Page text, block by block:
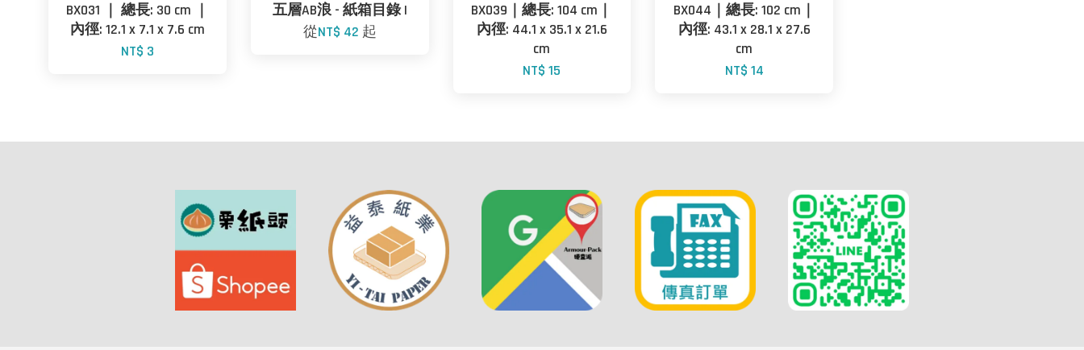
BX031 ｜ 總長: 30 cm ｜
內徑: 12.1 x 7.1 x 7.6 cm
NT$ 3
五層AB浪 - 紙箱目錄 I
從NT$ 42 起
BX039｜總長: 104 cm｜
內徑: 44.1 x 35.1 x 21.6
cm
NT$ 15
BX044｜總長: 102 cm｜
內徑: 43.1 x 28.1 x 27.6
cm
NT$ 14